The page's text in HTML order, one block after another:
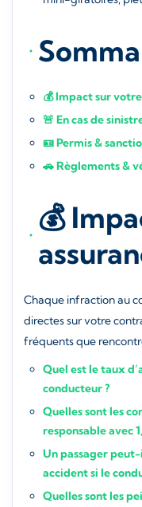
💰 Impact sur
🚨 En cas de
🪪 Permis &
🚗 Règlements &
💰
Chaque infraction au
directes sur votre
fréquents que
Quel est le taux
conducteur ?
Quelles sont les
responsable avec
Un passager
accident si le
Quelles sont les